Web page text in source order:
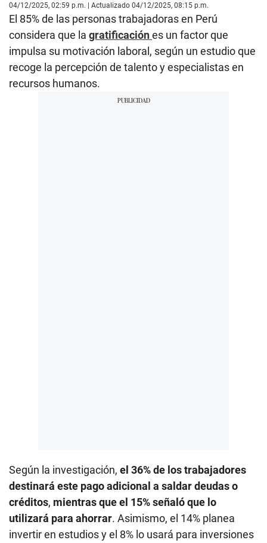
04/12/2025, 02:59 p.m. | Actualizado 04/12/2025, 08:15 p.m.
El 85% de las personas trabajadoras en Perú
considera que la gratificaciónes un factor que
impulsa su motivación laboral, según un estudio que
recoge la percepción de talento y especialistas en
recursos humanos.
Según la investigación, el 36% de los trabajadores
destinará este pago adicional a saldar deudas o
créditos, mientras que el 15% señaló que lo
utilizará para ahorrar. Asimismo, el 14% planea
invertir en estudios y el 8% lo usará para inversiones